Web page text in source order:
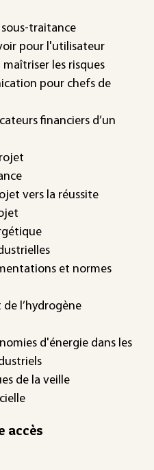
traitance
pour l'utilisateur
les risques
pour chefs de
financiers d’un
vers la réussite
et normes
l’hydrogène
d'énergie dans les
de la veille
accès